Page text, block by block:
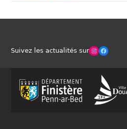
Suivez les actualités surWinches Club OfficielFacebook